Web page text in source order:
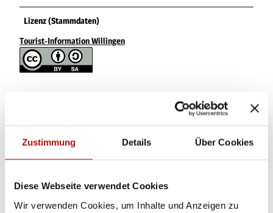
Zustimmung Details Über Cookies
Diese Webseite verwendet Cookies
Wir verwenden Cookies, um Inhalte und Anzeigen zu
Lizenz (Stammdaten)
Tourist-Information Willingen
optimiert oder erstellt.